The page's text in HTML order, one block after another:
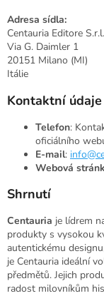
Adresa sídla:
Centauria Editore S.r.l.
Via G. Daimler 1
20151 Milano (MI)
Itálie
Kontaktní údaje
Telefon:
oficiálního
E-mail:
Webová
Shrnutí
Centauria je lídrem
produkty s vysokou
autentickému
je Centauria ideální
předmětů. Jejich
radost milovníkům